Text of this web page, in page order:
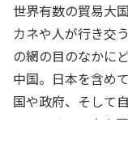
世界有数の貿易大
カネや人が行き交
の網の目のなかに
中国。日本を含め
国や政府、そして
っている。一方